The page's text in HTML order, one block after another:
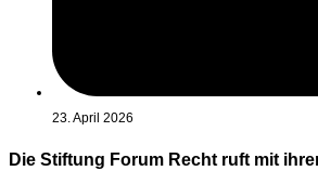
23. April 2026
Die Stiftung Forum Recht ruft mit